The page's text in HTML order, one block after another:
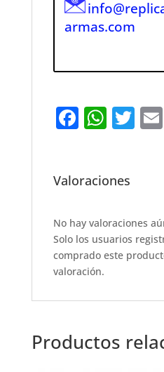
armas.com
F
e
o
o
k
W
s
p
p
T
Valoraciones
No hay valoraciones
Solo los usuarios
comprado este
valoración.
Productos